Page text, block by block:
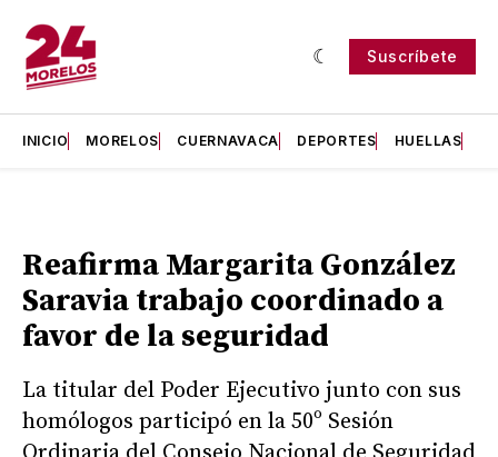
Suscríbete
INICIO MORELOS CUERNAVACA DEPORTES HUELLAS
Reafirma Margarita González
Saravia trabajo coordinado a
favor de la seguridad
La titular del Poder Ejecutivo junto con sus
homólogos participó en la 50º Sesión